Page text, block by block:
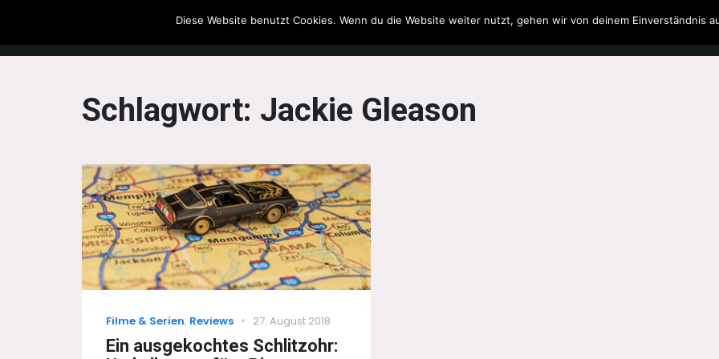
The Howling Men Filme & Serien Musik Spielzeug Literatur
Schlagwort: Jackie Gleason
Categories
Filme & Serien, Reviews
Posted
27. August 2018
Ein ausgekochtes Schlitzohr:
Diese Website benutzt Cookies. Wenn du die Website weiter nutzt, gehen wir von deinem Einverständnis